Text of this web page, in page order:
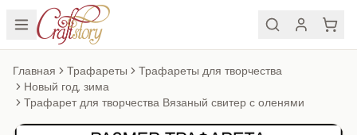
Главная Трафареты
Трафареты для творчества
Новый год, зима
Трафарет для творчества Вязаный свитер с оленями